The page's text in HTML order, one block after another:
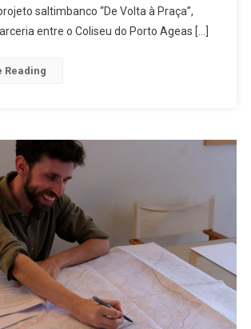
A
Santo
saltimbanco “De Volta à Praça”,
entre o Coliseu do Porto Ageas […]
Reading